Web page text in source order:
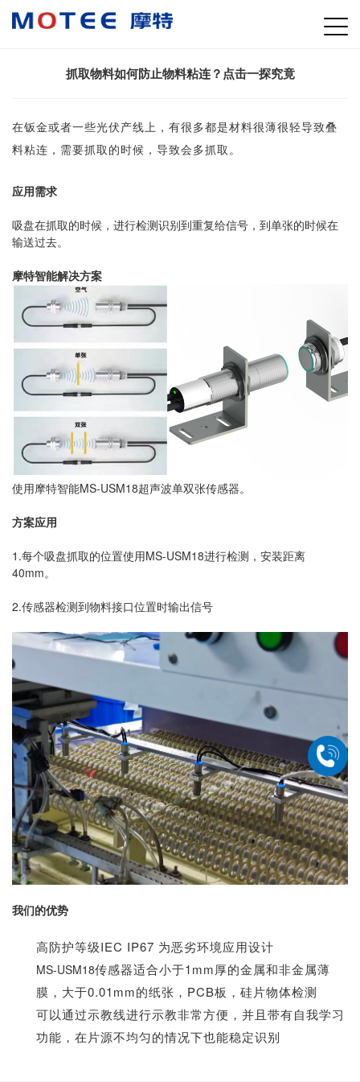
抓取物料如何防止物料粘连？点击一探究竟
在钣金或者一些光伏产线上，有很多都是材料很薄很轻导致叠
料粘连，需要抓取的时候，导致会多抓取。
应用需求
吸盘在抓取的时候，进行检测识别到重复给信号，到单张的时候在
输送过去。
摩特智能解决方案
使用摩特智能MS-USM18超声波单双张传感器。
方案应用
1.每个吸盘抓取的位置使用MS-USM18进行检测，安装距离
40mm。
2.传感器检测到物料接口位置时输出信号
我们的优势
高防护等级IEC IP67 为恶劣环境应用设计
MS-USM18传感器适合小于1mm厚的金属和非金属薄
膜，大于0.01mm的纸张，PCB板，硅片物体检测
可以通过示教线进行示教非常方便，并且带有自我学习
功能，在 片源不均匀的情况下也能稳定识别